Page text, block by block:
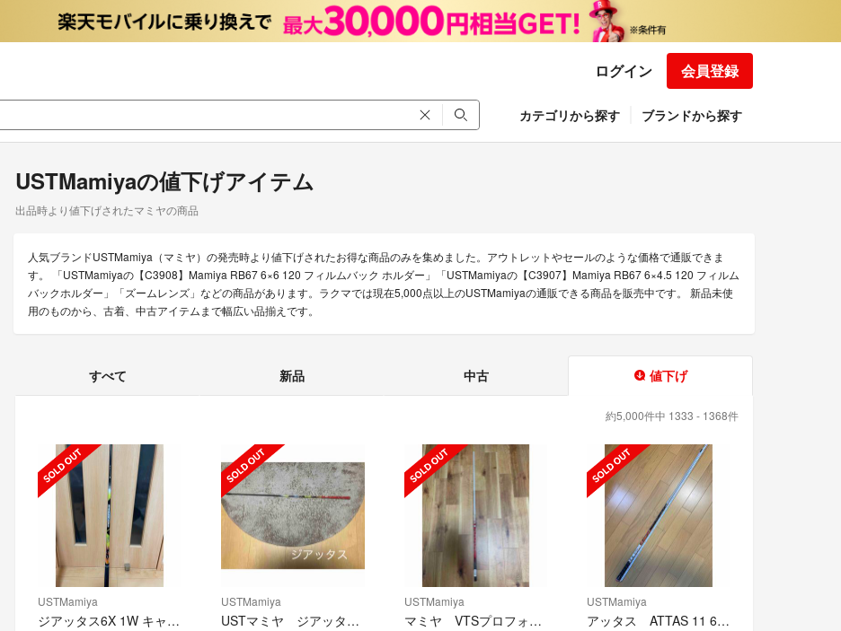
ログイン 会員登録
カテゴリから探す ブランドから探す
USTMamiyaの値下げアイテム
出品時より値下げされたマミヤの商品
人気ブランドUSTMamiya（マミヤ）の発売時より値下げされたお得な商品のみを集めました。アウトレットやセールのような価格で通販できま
す。 「USTMamiyaの【C3908】Mamiya RB67 6×6 120 フィルムバック ホルダー」「USTMamiyaの【C3907】Mamiya RB67 6×4.5 120 フィルム
バックホルダー」「ズームレンズ」などの商品があります。ラクマでは現在5,000点以上のUSTMamiyaの通販できる商品を販売中です。 新品未使
用のものから、古着、中古アイテムまで幅広い品揃えです。
すべて 新品 中古 値下げ
約5,000件中 1333 - 1368件
USTMamiya
ジアッタス6X 1W キャロウェイスリーブ対応
USTMamiya
USTマミヤ ジアッタス5S キャロウェイスリーブ
USTMamiya
マミヤ VTSプロフォース シルバー 6S
USTMamiya
アッタス ATTAS 11 6S シャフト単品